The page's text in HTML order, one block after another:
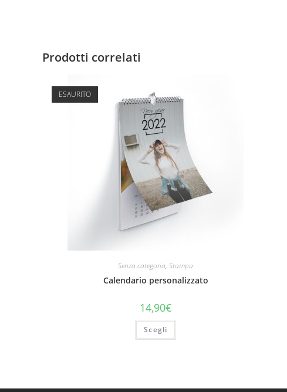
Prodotti correlati
ESAURITO
Senza categoria,Stampa
Calendario personalizzato
14,90€
Scegli